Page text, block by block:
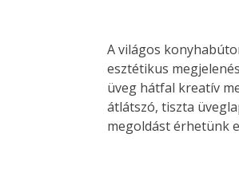
A világos
esztétikus
üveg hátfal kreatív
átlátszó, tiszta
megoldást érhetünk